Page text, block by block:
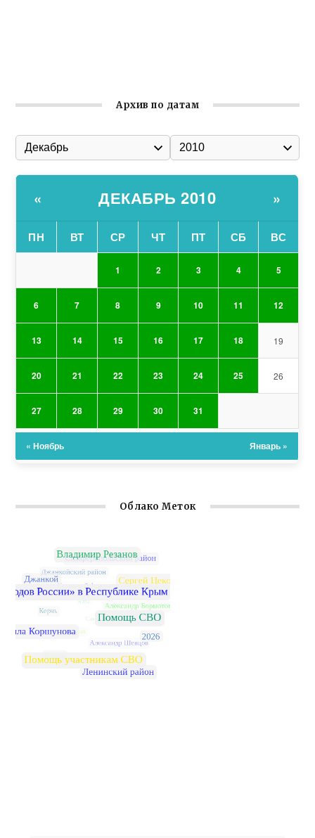
Архив по датам
« ДЕКАБРЬ 2010 »
ПН ВТ СР ЧТ ПТ СБ ВС
1 2 3 4 5
6 7 8 9 10 11 12
13 14 15 16 17 18 19
20 21 22 23 24 25 26
27 28 29 30 31
« Ноябрь Январь »
Облако Меток